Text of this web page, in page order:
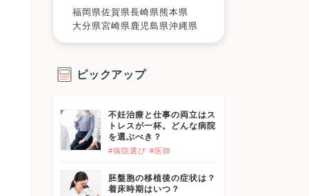
福岡県佐賀県長崎県 熊本県
大分県宮崎県 鹿児島県沖縄県
ピックアップ
不妊治療と仕事の両立はス
トレスが一杯。どんな病院
を選ぶべき？
#病院選び #医師
胚盤胞の移植後の症状は？
着床時期はいつ？